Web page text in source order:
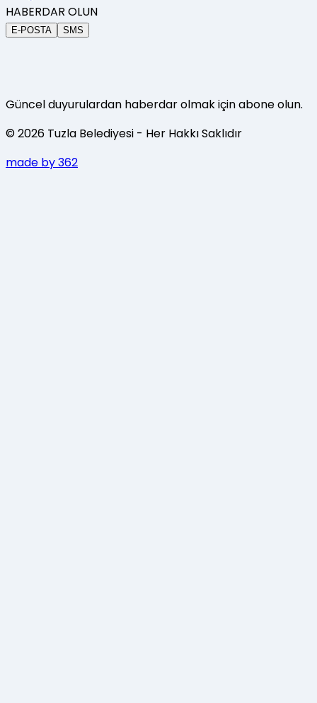
HABERDAR OLUN
E-POSTA SMS
Güncel duyurulardan haberdar olmak için abone olun.
©2026 Tuzla Belediyesi - Her Hakkı Saklıdır
made by 362